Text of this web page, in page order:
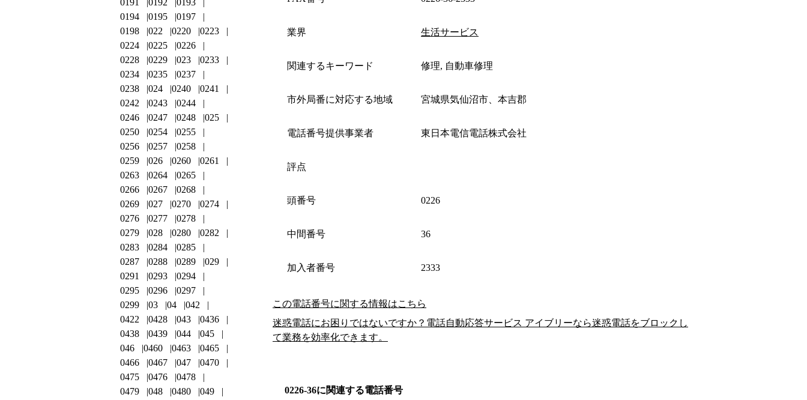
業界 生活サービス
関連するキーワード 修理, 自動車修理
市外局番に対応する地域 宮城県気仙沼市、本吉郡
電話番号提供事業者 東日本電信電話株式会社
評点
頭番号 0226
中間番号 36
加入者番号 2333
この電話番号に関する情報はこちら
迷惑電話にお困りではないですか？電話自動応答サービス アイブリーなら迷惑電話をブロックし
て業務を効率化できます。
0226-36に関連する電話番号
0191
0192
0193
0194
0195
0197
0198
022 0220
0223
0224
0225
0226
0228
0229 023
0233
0234
0235
0237
0238
024 0240
0241
0242
0243
0244
0246
0247 0248
025
0250
0254
0255
0256
0257
0258
0259
026 0260
0261
0263
0264
0265
0266
0267
0268
0269
027 0270
0274
0276
0277
0278
0279
028 0280
0282
0283
0284
0285
0287
0288 0289
029
0291
0293
0294
0295
0296
0297
0299
03 04
042
0422
0428 043
0436
0438
0439 044
045
046
0460 0463
0465
0466
0467 047
0470
0475
0476
0478
0479
048 0480
049